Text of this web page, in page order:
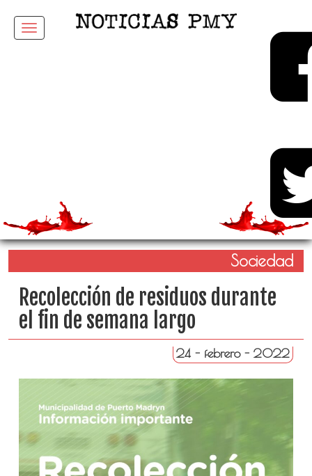
Menu
Sociedad
Recolección de residuos durante
el fin de semana largo
24 - febrero - 2022